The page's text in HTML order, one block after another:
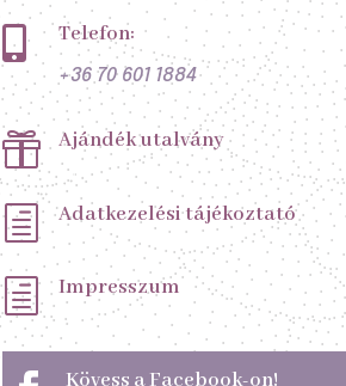
 Telefon:
+36 70 601 1884
 Ajándék utalvány
h Adatkezelési tájékoztató
h Impresszum
Kövess a Facebook-on!